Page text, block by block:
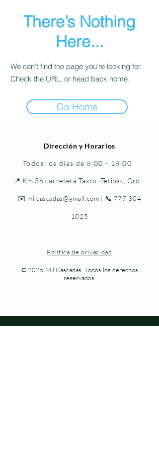
There’s Nothing
Here...
We can’t find the page you’re looking for.
Check the URL, or head back home.
Go Home
Dirección y Horarios
Todos los días de 8:00 - 18:00
📍 Km 36 carretera Taxco–Tetipac, Gro.
✉️ milcascadas@gmail.com | 📞 777 304
1025
Política de privacidad
© 2025 Mil Cascadas. Todos los derechos
reservados.